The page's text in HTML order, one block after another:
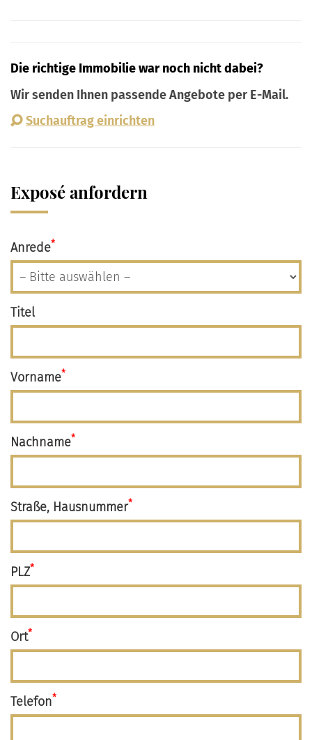
Die richtige Immobilie war noch nicht dabei?
Wir senden Ihnen passende Angebote per E-Mail.
Suchauftrag einrichten
Exposé anfordern
Anrede*
Titel
Vorname*
Nachname*
Straße, Hausnummer*
PLZ*
Ort*
Telefon*